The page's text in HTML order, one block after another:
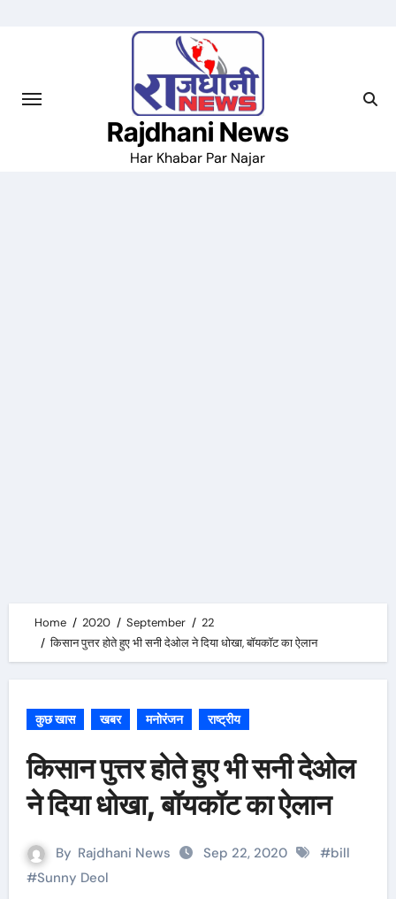
Rajdhani News
Har Khabar Par Najar
Home 2020 September
22
किसान पुत्तर होते हुए भी सनी देओल ने दिया धोखा, बॉयकॉट का ऐलान
कुछ खास खबर मनोरंजन राष्ट्रीय
किसान पुत्तर होते हुए भी सनी देओल
ने दिया धोखा, बॉयकॉट का ऐलान
By Rajdhani News Sep 22, 2020 #bill
#Sunny Deol